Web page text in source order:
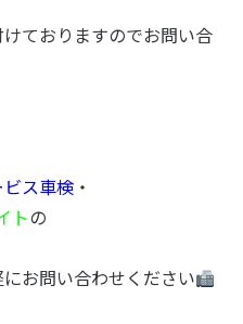
ておりますのでお問い合
ス車検 ・
トの
お問い合わせください